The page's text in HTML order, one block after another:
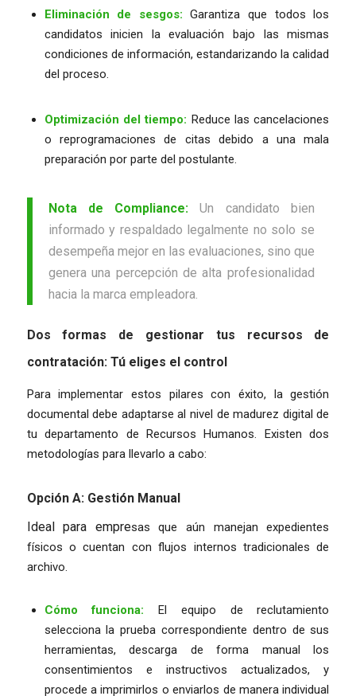
Eliminación de sesgos: Garantiza que todos los
candidatos inicien la evaluación bajo las mismas
condiciones de información, estandarizando la calidad
del proceso.
Optimización del tiempo: Reduce las cancelaciones
o reprogramaciones de citas debido a una mala
preparación por parte del postulante.
Nota de Compliance: Un candidato bien
informado y respaldado legalmente no solo se
desempeña mejor en las evaluaciones, sino que
genera una percepción de alta profesionalidad
hacia la marca empleadora.
Dos formas de gestionar tus recursos de
contratación: Tú eliges el control
Para implementar estos pilares con éxito, la gestión
documental debe adaptarse al nivel de madurez digital de
tu departamento de Recursos Humanos. Existen dos
metodologías para llevarlo a cabo:
Opción A: Gestión Manual
Ideal para empresas que aún manejan expedientes
físicos o cuentan con flujos internos tradicionales de
archivo.
Cómo funciona: El equipo de reclutamiento
selecciona la prueba correspondiente dentro de sus
herramientas, descarga de forma manual los
consentimientos e instructivos actualizados, y
procede a imprimirlos o enviarlos de manera individual